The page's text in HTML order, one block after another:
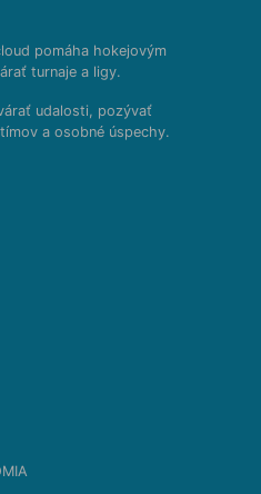
pomáha hokejovým
turnaje a ligy.
udalosti, pozývať
a osobné úspechy.